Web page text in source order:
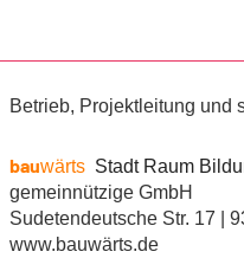
Betrieb, Projektleitung und
bauwärtsStadt Raum
gemeinnützige GmbH
Sudetendeutsche Str. 17 |
www.bauwärts.de